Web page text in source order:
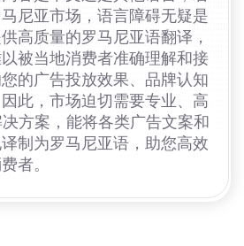
尼亚市场，语言障碍无疑是
高质量的罗马尼亚语翻译，
被当地消费者准确理解和接
的广告投放效果、品牌认知
此，市场迫切需要专业、高
方案，能将各类广告文案和
制为罗马尼亚语，助您高效
者。